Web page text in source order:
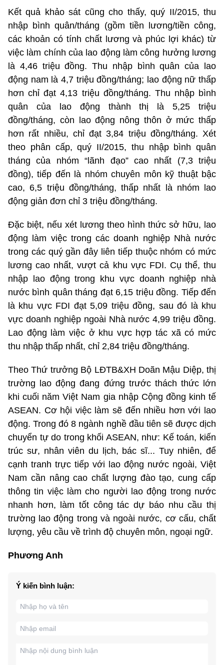
Kết quả khảo sát cũng cho thấy, quý II/2015, thu
nhập bình quân/tháng (gồm tiền lương/tiền công,
các khoản có tính chất lương và phúc lợi khác) từ
việc làm chính của lao động làm công hưởng lương
là 4,46 triệu đồng. Thu nhập bình quân của lao
động nam là 4,7 triệu đồng/tháng; lao động nữ thấp
hơn chỉ đạt 4,13 triệu đồng/tháng. Thu nhập bình
quân của lao động thành thị là 5,25 triệu
đồng/tháng, còn lao động nông thôn ở mức thấp
hơn rất nhiều, chỉ đạt 3,84 triệu đồng/tháng. Xét
theo phân cấp, quý II/2015, thu nhập bình quân
tháng của nhóm “lãnh đạo” cao nhất (7,3 triệu
đồng), tiếp đến là nhóm chuyên môn kỹ thuật bậc
cao, 6,5 triệu đồng/tháng, thấp nhất là nhóm lao
động giản đơn chỉ 3 triệu đồng/tháng.
Đặc biệt, nếu xét lương theo hình thức sở hữu, lao
động làm việc trong các doanh nghiệp Nhà nước
trong các quý gần đây liên tiếp thuộc nhóm có mức
lương cao nhất, vượt cả khu vực FDI. Cụ thể, thu
nhập lao động trong khu vực doanh nghiệp nhà
nước bình quân tháng đạt 6,15 triệu đồng. Tiếp đến
là khu vực FDI đạt 5,09 triệu đồng, sau đó là khu
vực doanh nghiệp ngoài Nhà nước 4,99 triệu đồng.
Lao động làm việc ở khu vực hợp tác xã có mức
thu nhập thấp nhất, chỉ 2,84 triệu đồng/tháng.
Theo Thứ trưởng Bộ LĐTB&XH Doãn Mậu Diệp, thị
trường lao động đang đứng trước thách thức lớn
khi cuối năm Việt Nam gia nhập Cộng đồng kinh tế
ASEAN. Cơ hội việc làm sẽ đến nhiều hơn với lao
động. Trong đó 8 ngành nghề đầu tiên sẽ được dịch
chuyển tự do trong khối ASEAN, như: Kế toán, kiến
trúc sư, nhân viên du lịch, bác sĩ... Tuy nhiên, để
cạnh tranh trực tiếp với lao động nước ngoài, Việt
Nam cần nâng cao chất lượng đào tạo, cung cấp
thông tin việc làm cho người lao động trong nước
nhanh hơn, làm tốt công tác dự báo nhu cầu thị
trường lao động trong và ngoài nước, cơ cấu, chất
lượng, yêu cầu về trình độ chuyên môn, ngoại ngữ.
Phương Anh
Ý kiến bình luận: